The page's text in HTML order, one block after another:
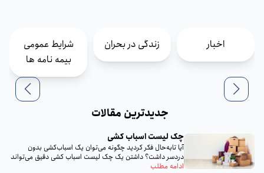
اخبار زندگی در بحران
شرایط عمومی
بیمه نامه ها
جدیدترین مقالات
چک لیست اسباب‌ کشی
آیا تا‌به‌حال فکر کردید چگونه می‌توان یک اسباب‌کشی بدون
دردسر داشت؟ داشتن یک چک لیست اسباب‌ کشی دقیق می‌تواند
تمام...
ادامه مطلب